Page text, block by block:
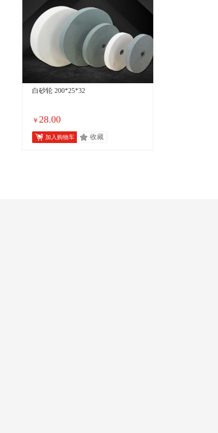
白砂轮 200*25*32
￥ 28.00
加入购物车 收藏